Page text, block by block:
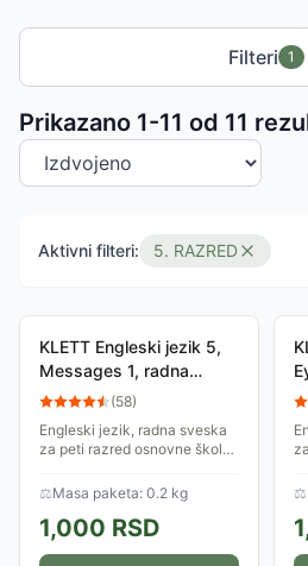
Filteri 1
Prikazano 1-11 od 11
Sortiranje proizvoda
Aktivni filteri: 5. RAZRED
KLETT Engleski jezik 5,
Messages 1, radna
sveska za peti razred
(58)
Engleski jezik, radna sveska
za peti razred osnovne škole,
⚖Masa paketa: 0.2 kg
1,000 RSD
⚖